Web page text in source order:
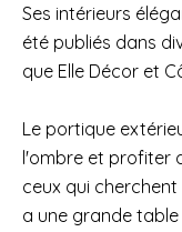
Ses intérieurs
été publiés dans
que Elle Décor et
Le portique
l'ombre et profiter
ceux qui
a une grande table